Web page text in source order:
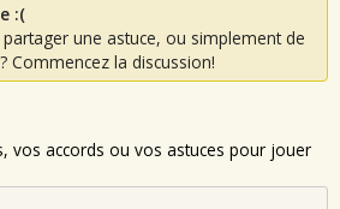
:(
une astuce, ou simplement de
Commencez la discussion!
vos accords ou vos astuces pour jouer